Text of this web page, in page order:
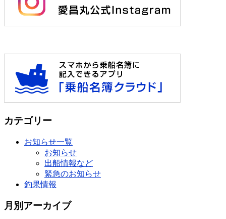
カテゴリー
お知らせ一覧
お知らせ
出船情報など
緊急のお知らせ
釣果情報
月別アーカイブ